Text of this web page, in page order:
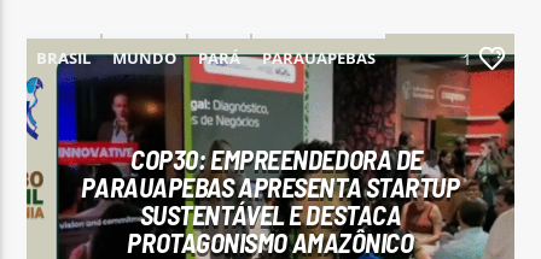
BRASIL MUNDO PARÁ PARAUAPEBAS 1
COP30: EMPREENDEDORA DE
PARAUAPEBAS APRESENTA STARTUP
SUSTENTÁVEL E DESTACA
PROTAGONISMO AMAZÔNICO